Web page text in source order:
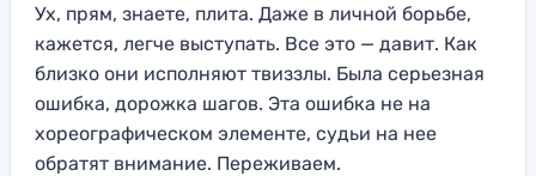
Ух, прям, знаете, плита. Даже в личной борьбе,
кажется, легче выступать. Все это — давит. Как
близко они исполняют твиззлы. Была серьезная
ошибка, дорожка шагов. Эта ошибка не на
хореографическом элементе, судьи на нее
обратят внимание. Переживаем.